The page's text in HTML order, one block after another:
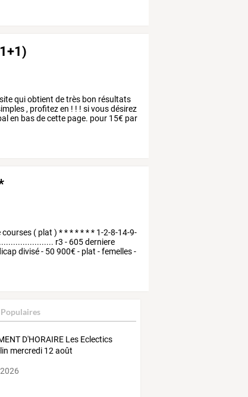
sitequiobtient detrès bon résultats
, profitezen ! ! ! sivousdésirez
en basdecette page. pour 15€ par
courses ( plat ) ******* 1-2-8-14-9-
r3 - 605derniere
divisé- 50 900€- plat -femelles-
Populaires
D'HORAIRE Les Eclectics
mercredi 12août